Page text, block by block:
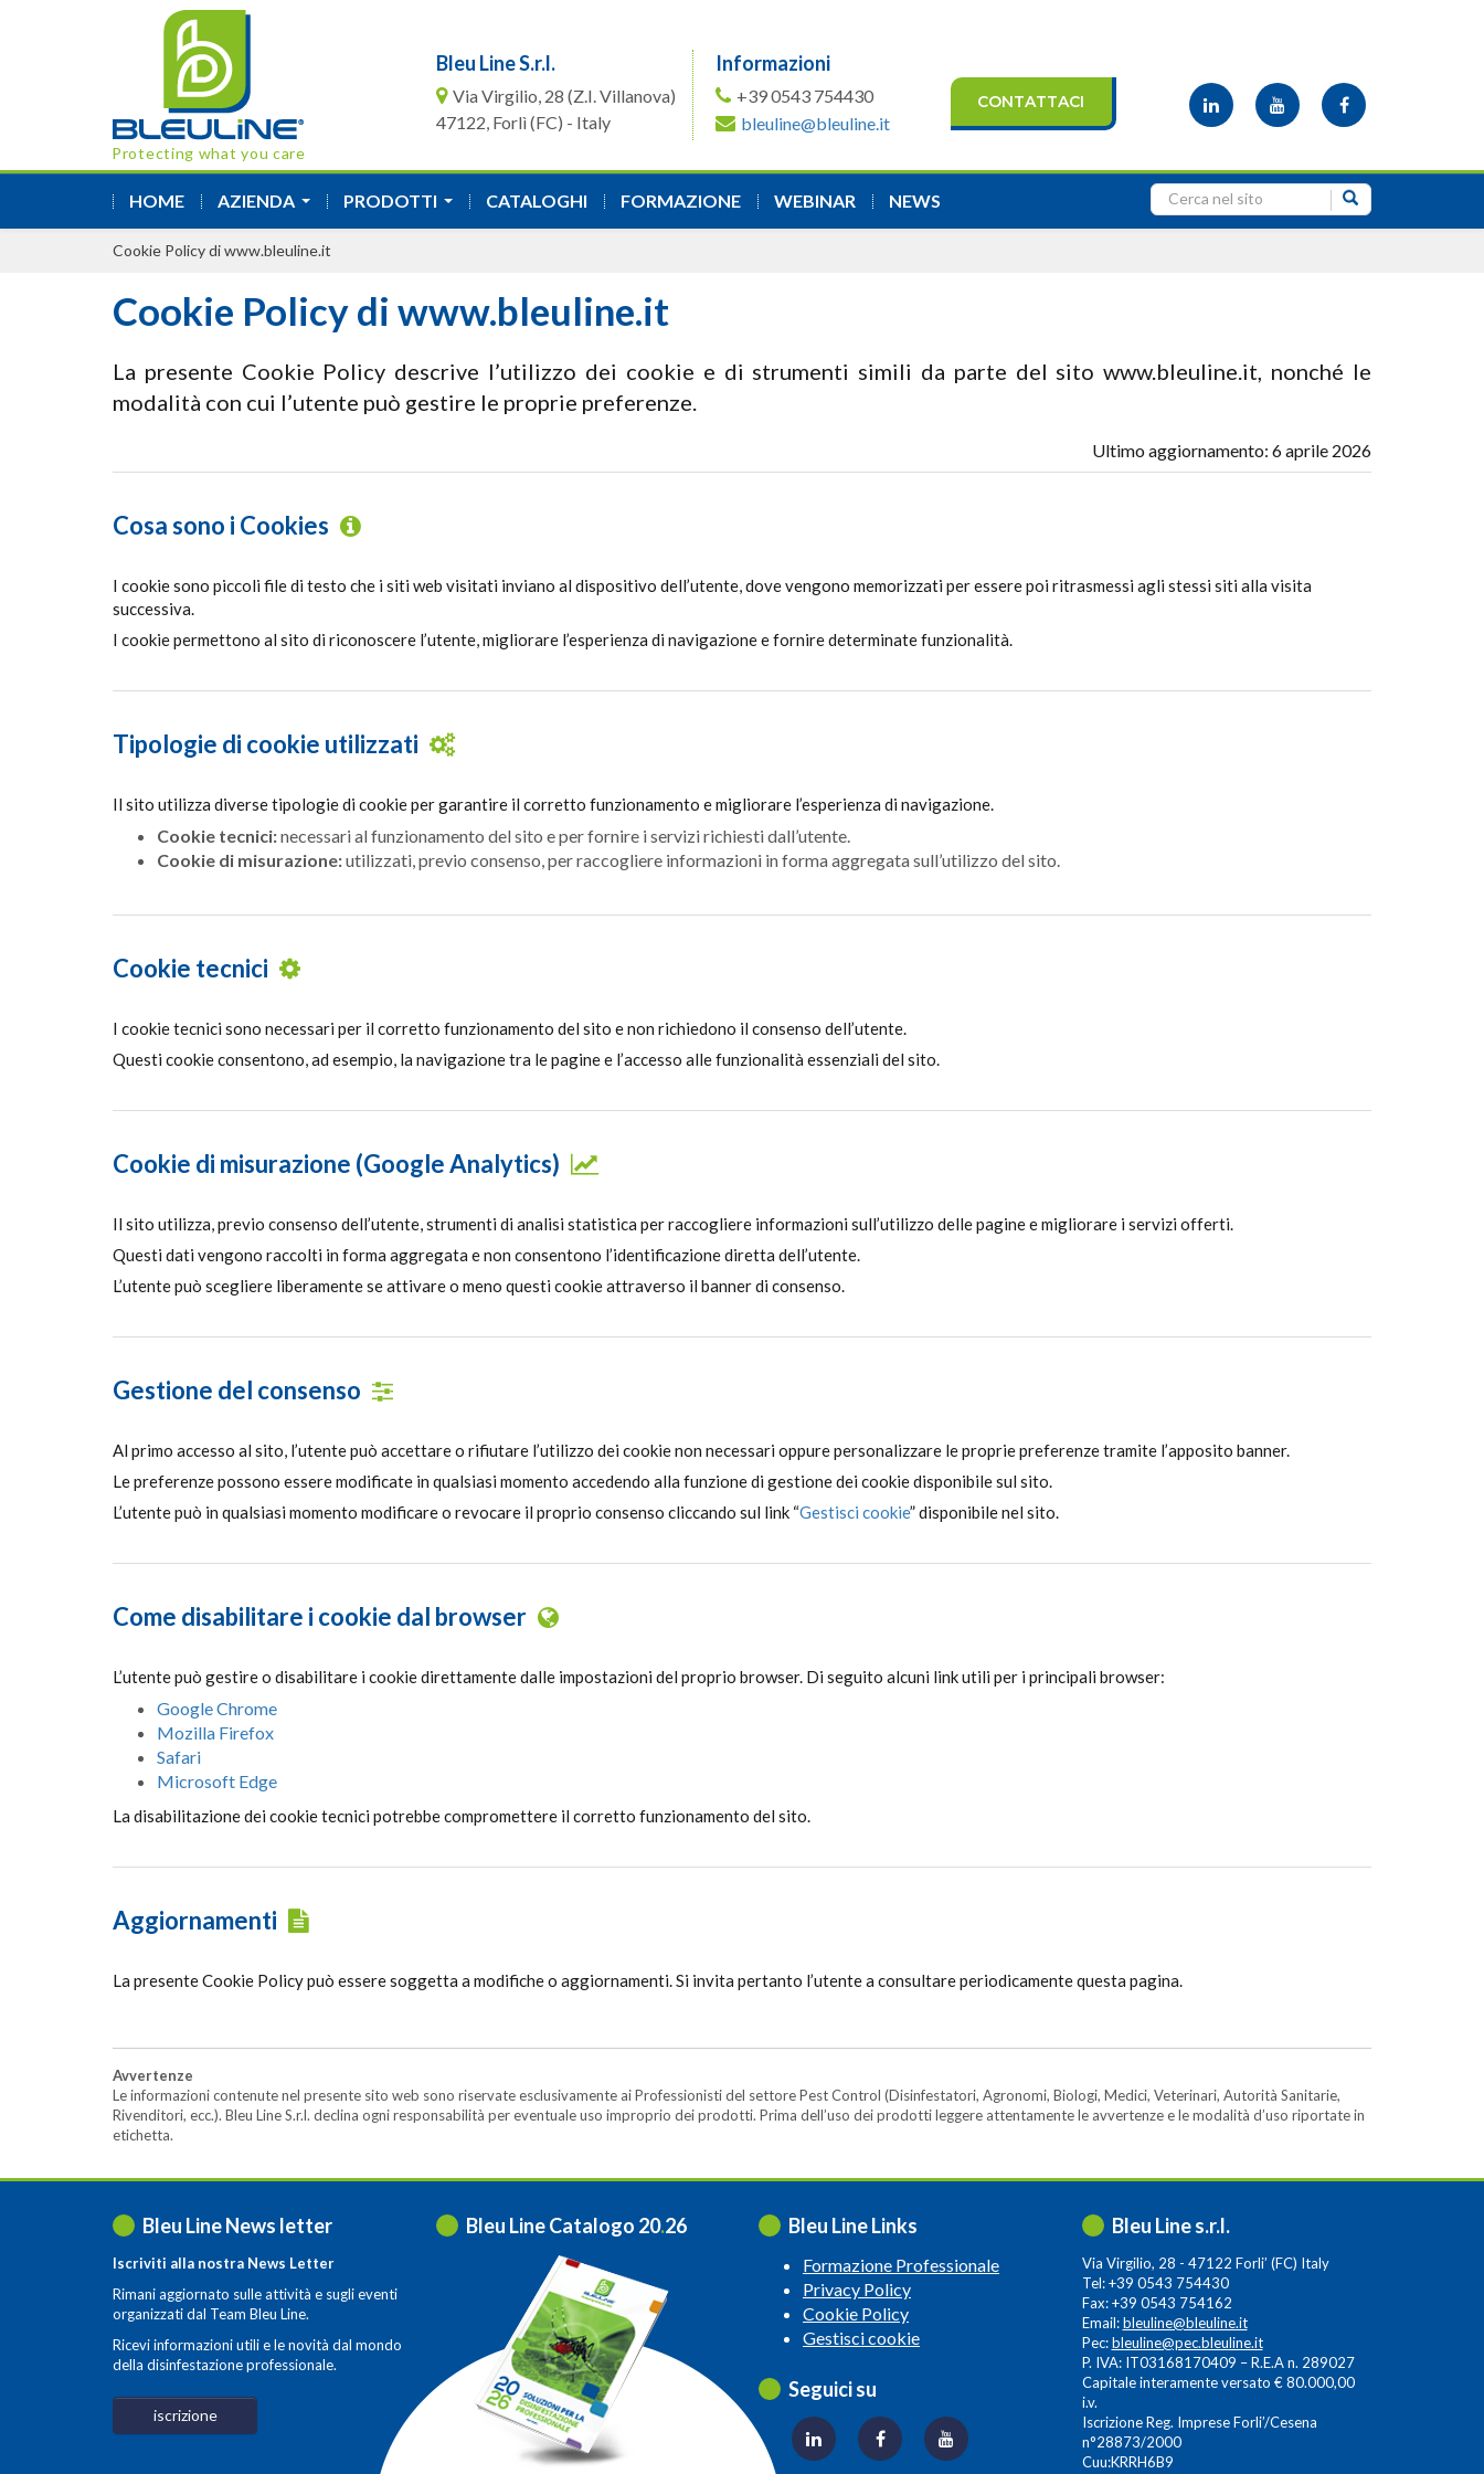
Protecting what you care
Bleu Line S.r.l.
Via Virgilio, 28 (Z.I. Villanova)
47122, Forlì (FC) - Italy
Informazioni
+39 0543 754430
bleuline@bleuline.it
CONTATTACI
HOME AZIENDA PRODOTTI CATALOGHI FORMAZIONE WEBINAR NEWS
Cookie Policy di www.bleuline.it
Cookie Policy di www.bleuline.it
La presente Cookie Policy descrive l’utilizzo dei cookie e di strumenti simili da parte del sito www.bleuline.it, nonché le
modalità con cui l’utente può gestire le proprie preferenze.
Ultimo aggiornamento: 6 aprile 2026
Cosa sono i Cookies
I cookie sono piccoli file di testo che i siti web visitati inviano al dispositivo dell’utente, dove vengono memorizzati per essere poi ritrasmessi agli stessi siti alla visita
successiva.
I cookie permettono al sito di riconoscere l’utente, migliorare l’esperienza di navigazione e fornire determinate funzionalità.
Tipologie di cookie utilizzati
Il sito utilizza diverse tipologie di cookie per garantire il corretto funzionamento e migliorare l’esperienza di navigazione.
Cookie tecnici:necessari al funzionamento del sito e per fornire i servizi richiesti dall’utente.
Cookie di misurazione:utilizzati, previo consenso, per raccogliere informazioni in forma aggregata sull’utilizzo del sito.
Cookie tecnici
I cookie tecnici sono necessari per il corretto funzionamento del sito e non richiedono il consenso dell’utente.
Questi cookie consentono, ad esempio, la navigazione tra le pagine e l’accesso alle funzionalità essenziali del sito.
Cookie di misurazione (Google Analytics)
Il sito utilizza, previo consenso dell’utente, strumenti di analisi statistica per raccogliere informazioni sull’utilizzo delle pagine e migliorare i servizi offerti.
Questi dati vengono raccolti in forma aggregata e non consentono l’identificazione diretta dell’utente.
L’utente può scegliere liberamente se attivare o meno questi cookie attraverso il banner di consenso.
Gestione del consenso
Al primo accesso al sito, l’utente può accettare o rifiutare l’utilizzo dei cookie non necessari oppure personalizzare le proprie preferenze tramite l’apposito banner.
Le preferenze possono essere modificate in qualsiasi momento accedendo alla funzione di gestione dei cookie disponibile sul sito.
L’utente può in qualsiasi momento modificare o revocare il proprio consenso cliccando sul link “Gestisci cookie” disponibile nel sito.
Come disabilitare i cookie dal browser
L’utente può gestire o disabilitare i cookie direttamente dalle impostazioni del proprio browser. Di seguito alcuni link utili per i principali browser:
Google Chrome
Mozilla Firefox
Safari
Microsoft Edge
La disabilitazione dei cookie tecnici potrebbe compromettere il corretto funzionamento del sito.
Aggiornamenti
La presente Cookie Policy può essere soggetta a modifiche o aggiornamenti. Si invita pertanto l’utente a consultare periodicamente questa pagina.
Avvertenze
Le informazioni contenute nel presente sito web sono riservate esclusivamente ai Professionisti del settore Pest Control (Disinfestatori, Agronomi, Biologi, Medici, Veterinari, Autorità Sanitarie,
Rivenditori, ecc.). Bleu Line S.r.l. declina ogni responsabilità per eventuale uso improprio dei prodotti. Prima dell’uso dei prodotti leggere attentamente le avvertenze e le modalità d’uso riportate in
etichetta.
Bleu Line News letter
Iscriviti alla nostra News Letter
Rimani aggiornato sulle attività e sugli eventi
organizzati dal Team Bleu Line.
Ricevi informazioni utili e le novità dal mondo
della disinfestazione professionale.
iscrizione
Bleu Line Catalogo 20.26 Bleu Line Links
Formazione Professionale
Privacy Policy
Cookie Policy
Gestisci cookie
Seguici su
Bleu Line s.r.l.
Via Virgilio, 28 - 47122 Forli’ (FC) Italy
Tel: +39 0543 754430
Fax: +39 0543 754162
Email:bleuline@bleuline.it
Pec:bleuline@pec.bleuline.it
P. IVA: IT03168170409 – R.E.A n. 289027
Capitale interamente versato € 80.000,00
i.v.
Iscrizione Reg. Imprese Forli’/Cesena
n°28873/2000
Cuu:KRRH6B9